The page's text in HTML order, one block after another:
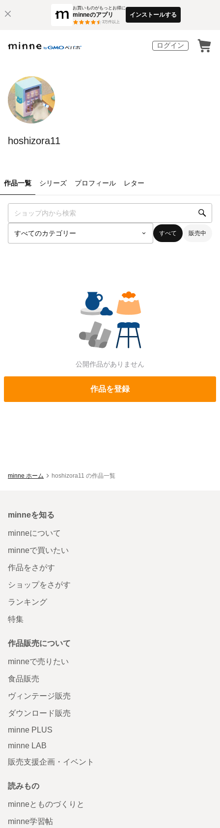
お買いものがもっとお得に
minneのアプリ
3万件以上
インストールする
ログイン
hoshizora11
作品一覧 シリーズ プロフィール レター
すべて 販売中
公開作品がありません
作品を登録
minne ホーム hoshizora11 の作品一覧
minneを知る
minneについて
minneで買いたい
作品をさがす
ショップをさがす
ランキング
特集
作品販売について
minneで売りたい
食品販売
ヴィンテージ販売
ダウンロード販売
minne PLUS
minne LAB
販売支援企画・イベント
読みもの
minneとものづくりと
minne学習帖